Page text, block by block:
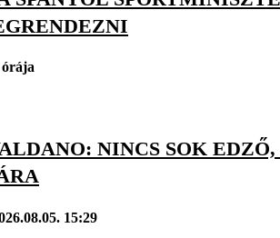
órája
NINCS SOK
15:29